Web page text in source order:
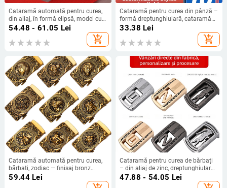
Cataramă automată pentru curea,
din aliaj, în formă elipsă, model cu
litere, stil de afaceri
54.48 - 61.05 Lei
add_shopping_cart
Cataramă pentru curea din pânză –
formă dreptunghiulară, cataramă
plată netedă, aliaj, personalizare
33.38 Lei
add_shopping_cart
Cataramă automată pentru curea,
bărbați, zodiac — finisaj bronz
vintage, aliaj de zinc, 40 mm, doar
59.44Lei
Cataramă pentru curea de bărbați
– din aliaj de zinc, dreptunghiulară,
netedă, stil business, pentru toate
anotimpurile, primăvara 2024.
47.88 - 54.05 Lei